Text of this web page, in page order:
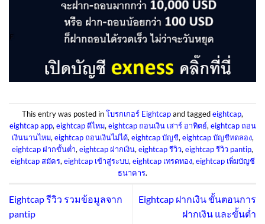
This entry was posted inโบรกเกอร์ Eightcapand taggedeightcap,
eightcap app, eightcap ดีไหม, eightcap ถอนเงิน เสาร์ อาทิตย์, eightcap ถอน
เงินนานไหม, eightcap ถอนเงินไม่ได้, eightcap บัญชี, eightcap บัญชีทดลอง,
eightcap ฝากขั้นต่ำ, eightcap ฝากเงิน, eightcap รีวิว, eightcap รีวิว pantip,
eightcap สมัคร, eightcap เข้าสู่ระบบ, eightcap เทรดทอง, eightcap เพิ่มบัญชี
ธนาคาร.
Eightcap รีวิว รวมข้อมูลจาก
pantip
Eightcap ฝากเงิน ขั้นตอนการ
ฝากเงิน และขั้นต่ำ